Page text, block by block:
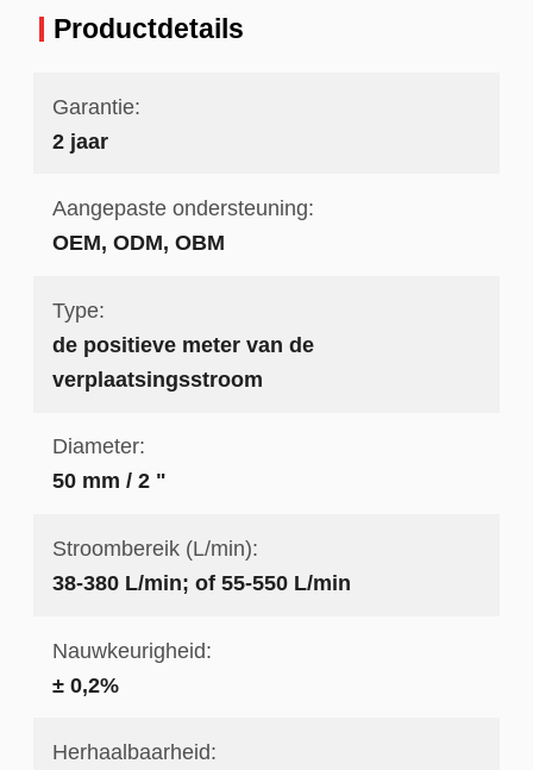
Productdetails
Garantie:
2 jaar
Aangepaste ondersteuning:
OEM, ODM, OBM
Type:
de positieve meter van de
verplaatsingsstroom
Diameter:
50 mm / 2 "
Stroombereik (L/min):
38-380 L/min; of 55-550 L/min
Nauwkeurigheid:
± 0,2%
Herhaalbaarheid: